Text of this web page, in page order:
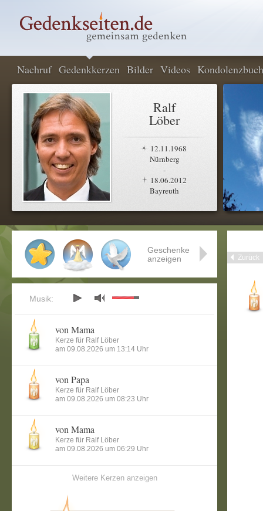
Nachruf Gedenkkerzen Bilder Videos Kondolenzbuch
Ralf
Löber
12.11.1968
Nürnberg
-
18.06.2012
Bayreuth
Zurück
Geschenke
anzeigen
Musik:
von Mama
Kerze für Ralf Löber
am 09.08.2026 um 13:14 Uhr
von Papa
Kerze für Ralf Löber
am 09.08.2026 um 08:23 Uhr
von Mama
Kerze für Ralf Löber
am 09.08.2026 um 06:29 Uhr
Weitere Kerzen anzeigen